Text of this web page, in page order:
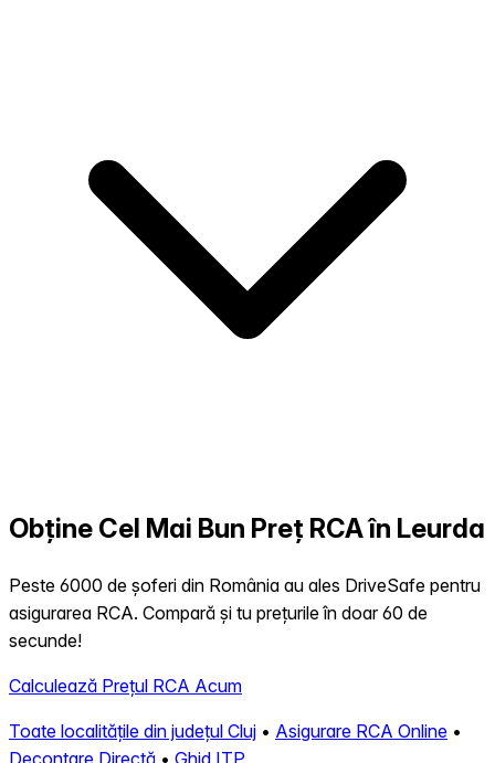
Obține Cel Mai Bun Preț RCA în Leurda
Peste 6000 de șoferi din România au ales DriveSafe pentru
asigurarea RCA. Compară și tu prețurile în doar 60 de
secunde!
Calculează Prețul RCA Acum
Toate localitățile din județul Cluj • Asigurare RCA Online •